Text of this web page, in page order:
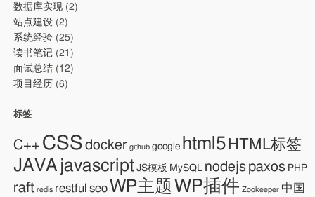
数据库实现 (2)
站点建设 (2)
系统经验 (25)
读书笔记 (21)
面试总结 (12)
项目经历 (6)
标签
C++ CSS docker github google html5 HTML标签
JAVA javascript JS模板 MySQL nodejs paxos PHP
raft redis restful seoWP主题 WP插件 Zookeeper 中国